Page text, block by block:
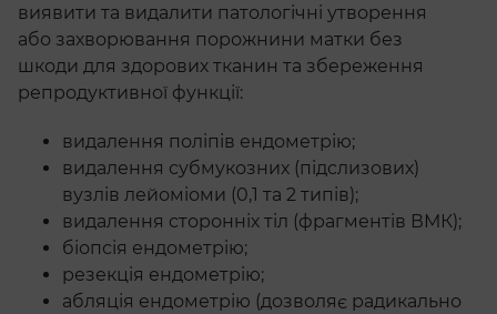
виявити та видалити патологічні утворення
або захворювання порожнини матки без
шкоди для здорових тканин та збереження
репродуктивної функції:
видалення поліпів ендометрію;
видалення субмукозних (підслизових)
вузлів лейоміоми (0,1 та 2 типів);
видалення сторонніх тіл (фрагментів ВМК);
біопсія ендометрію;
резекція ендометрію;
абляція ендометрію (дозволяє радикально